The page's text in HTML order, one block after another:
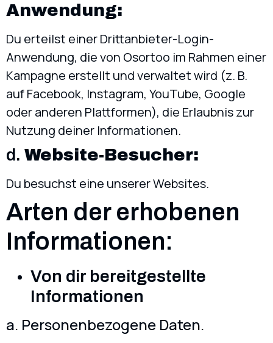
Anwendung:
Du erteilst einer Drittanbieter-Login-
Anwendung, die von Osortoo im Rahmen einer
Kampagne erstellt und verwaltet wird (z. B.
auf Facebook, Instagram, YouTube, Google
oder anderen Plattformen), die Erlaubnis zur
Nutzung deiner Informationen.
d. Website-Besucher:
Du besuchst eine unserer Websites.
Arten der erhobenen
Informationen:
Von dir bereitgestellte
Informationen
a. Personenbezogene Daten.